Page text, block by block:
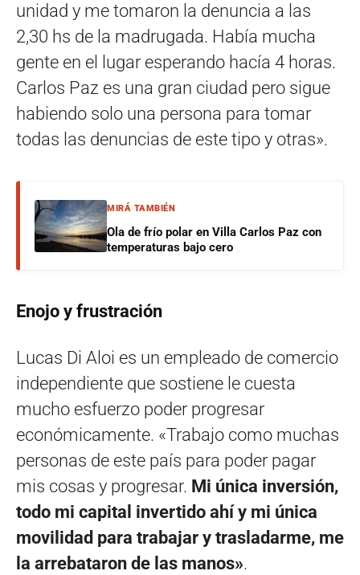
unidad y me tomaron la denuncia a las
2,30 hs de la madrugada. Había mucha
gente en el lugar esperando hacía 4 horas.
Carlos Paz es una gran ciudad pero sigue
habiendo solo una persona para tomar
todas las denuncias de este tipo y otras».
MIRÁ TAMBIÉN
Ola de frío polar en Villa Carlos Paz con
temperaturas bajo cero
Enojo y frustración
Lucas Di Aloi es un empleado de comercio
independiente que sostiene le cuesta
mucho esfuerzo poder progresar
económicamente. «Trabajo como muchas
personas de este país para poder pagar
mis cosas y progresar. Mi única inversión,
todo mi capital invertido ahí y mi única
movilidad para trabajar y trasladarme, me
la arrebataron de las manos».